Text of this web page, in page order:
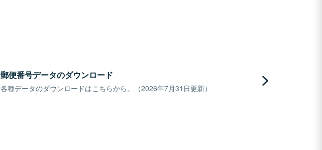
郵便番号データのダウンロード
各種データのダウンロードはこちらから。（2026年7月31日更新）